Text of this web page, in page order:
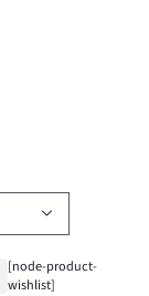
[node-product-
wishlist]